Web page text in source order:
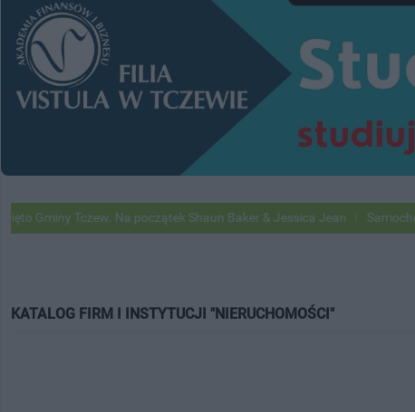
Gminy Tczew. Na początek Shaun Baker & Jessica Jean Samochody
KATALOG FIRM I INSTYTUCJI "NIERUCHOMOŚCI"